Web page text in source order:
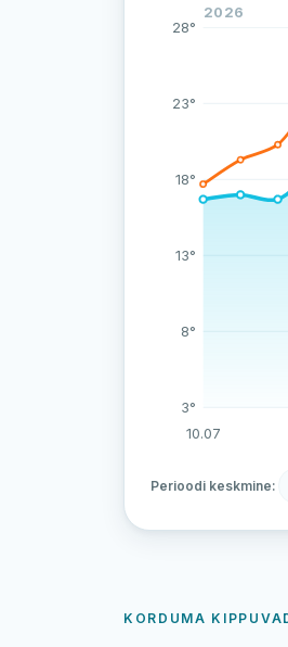
Kakumäe
3°
8°
13°
18°
23°
28°
10.07
2026
Perioodi keskmine:
KORDUMA